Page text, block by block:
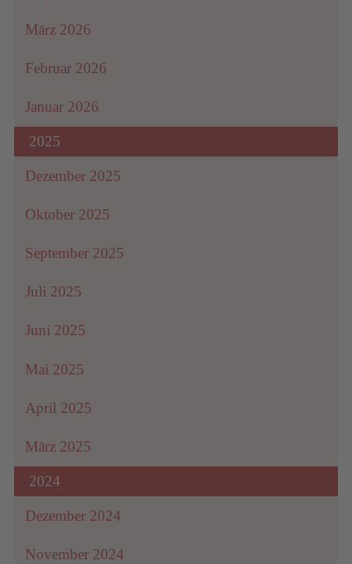
März 2026
Februar 2026
Januar 2026
2025
Dezember 2025
Oktober 2025
September 2025
Juli 2025
Juni 2025
Mai 2025
April 2025
März 2025
2024
Dezember 2024
November 2024